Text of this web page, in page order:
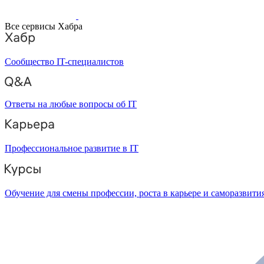
Все сервисы Хабра
Сообщество IT-специалистов
Ответы на любые вопросы об IT
Профессиональное развитие в IT
Обучение для смены профессии, роста в карьере и